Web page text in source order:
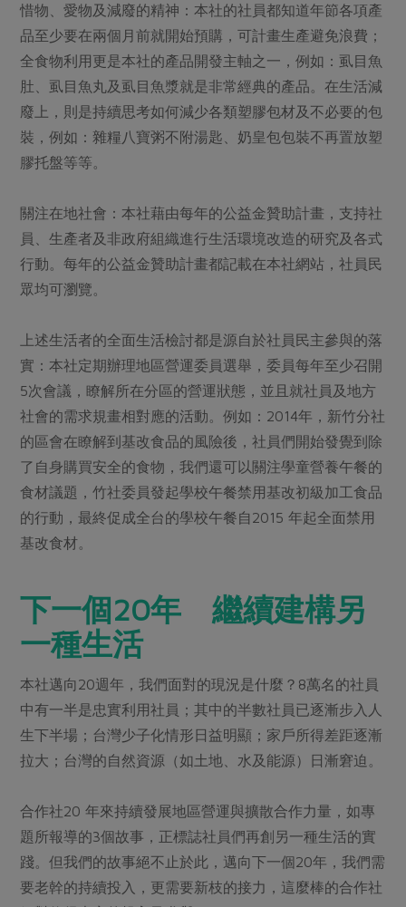
惜物、愛物及減廢的精神：本社的社員都知道年節各項產
品至少要在兩個月前就開始預購，可計畫生產避免浪費；
全食物利用更是本社的產品開發主軸之一，例如：虱目魚
肚、虱目魚丸及虱目魚漿就是非常經典的產品。在生活減
廢上，則是持續思考如何減少各類塑膠包材及不必要的包
裝，例如：雜糧八寶粥不附湯匙、奶皇包包裝不再置放塑
膠托盤等等。
關注在地社會：本社藉由每年的公益金贊助計畫，支持社
員、生產者及非政府組織進行生活環境改造的研究及各式
行動。每年的公益金贊助計畫都記載在本社網站，社員民
眾均可瀏覽。
上述生活者的全面生活檢討都是源自於社員民主參與的落
實：本社定期辦理地區營運委員選舉，委員每年至少召開
5次會議，瞭解所在分區的營運狀態，並且就社員及地方
社會的需求規畫相對應的活動。例如：2014年，新竹分社
的區會在瞭解到基改食品的風險後，社員們開始發覺到除
了自身購買安全的食物，我們還可以關注學童營養午餐的
食材議題，竹社委員發起學校午餐禁用基改初級加工食品
的行動，最終促成全台的學校午餐自2015 年起全面禁用
基改食材。
下一個20年 繼續建構另
一種生活
本社邁向20週年，我們面對的現況是什麼？8萬名的社員
中有一半是忠實利用社員；其中的半數社員已逐漸步入人
生下半場；台灣少子化情形日益明顯；家戶所得差距逐漸
拉大；台灣的自然資源（如土地、水及能源）日漸窘迫。
合作社20 年來持續發展地區營運與擴散合作力量，如專
題所報導的3個故事，正標誌社員們再創另一種生活的實
踐。但我們的故事絕不止於此，邁向下一個20年，我們需
要老幹的持續投入，更需要新枝的接力，這麼棒的合作社